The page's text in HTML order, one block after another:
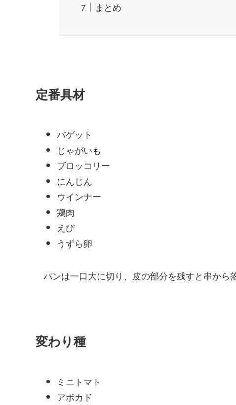
まとめ
定番具材
バゲット
じゃがいも
ブロッコリー
にんじん
ウインナー
鶏肉
えび
うずら卵
パンは一口大に切り、皮の部分を残すと串から
変わり種
ミニトマト
アボカド